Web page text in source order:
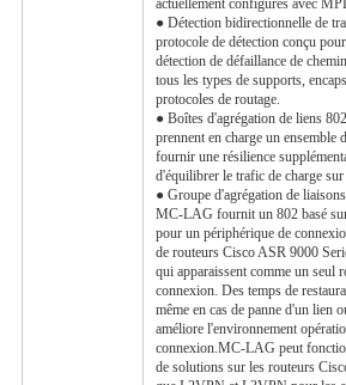
● Détection bidirectionnelle de
protocole de détection conçu
détection de défaillance de
tous les types de supports,
protocoles de routage.
● Boîtes d'agrégation de liens
prennent en charge un ensemble
fournir une résilience
d'équilibrer le trafic de charge
● Groupe d'agrégation de
MC-LAG fournit un 802 basé
pour un périphérique de
de routeurs Cisco ASR 9000
qui apparaissent comme un seul
connexion. Des temps de
même en cas de panne d'un lien
améliore l'environnement
connexion.MC-LAG peut
de solutions sur les routeurs